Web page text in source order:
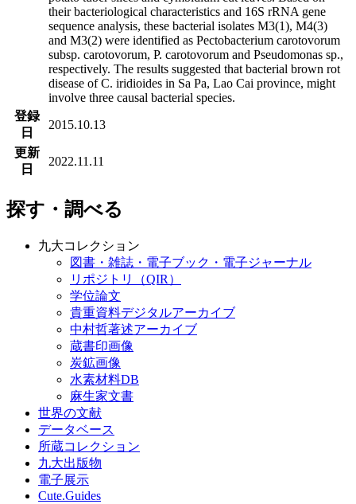
their bacteriological characteristics and 16S rRNA gene
sequence analysis, these bacterial isolates M3(1), M4(3)
and M3(2) were identified as Pectobacterium carotovorum
subsp. carotovorum, P. carotovorum and Pseudomonas sp.,
respectively. The results suggested that bacterial brown rot
disease of C. iridioides in Sa Pa, Lao Cai province, might
involve three causal bacterial species.
登録
日
2015.10.13
更新
日
2022.11.11
探す・調べる
九大コレクション
図書・雑誌・電子ブック・電子ジャーナル
リポジトリ（QIR）
学位論文
貴重資料デジタルアーカイブ
中村哲著述アーカイブ
蔵書印画像
炭鉱画像
水素材料DB
麻生家文書
世界の文献
データベース
所蔵コレクション
九大出版物
電子展示
Cute.Guides